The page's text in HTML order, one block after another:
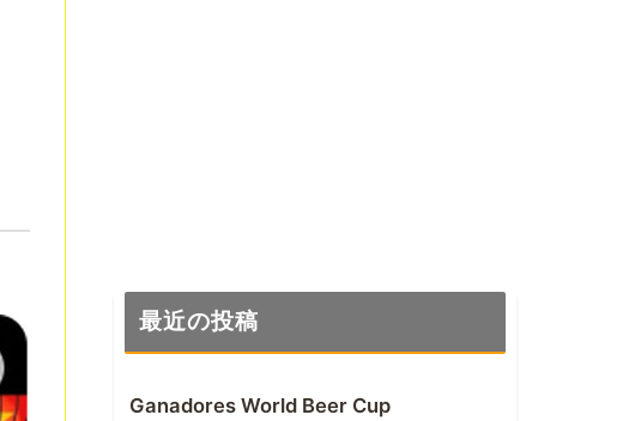
最近の投稿
Ganadores World Beer Cup